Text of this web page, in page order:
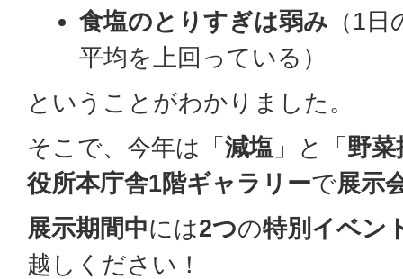
食塩のとりすぎは弱み （1
平均を上回っている）
ということがわかりました。
そこで、今年は「 減塩 」と「 野菜
役所本庁舎1階ギャラリーで展示
展示期間中には2つの特別イベン
越しください！